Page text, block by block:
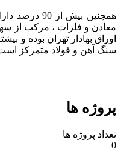
همچنین بیش
معادن و فلزات ، مرکب از
اوراق بهادار تهران بوده و
سنگ آهن و فولاد متمرکز
پروژه ها
تعداد پروژه ها
0